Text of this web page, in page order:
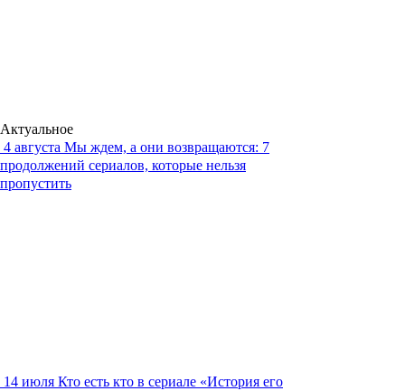
Актуальное
4 августа Мы ждем, а они возвращаются: 7
продолжений сериалов, которые нельзя
пропустить
14 июля Кто есть кто в сериале «История его